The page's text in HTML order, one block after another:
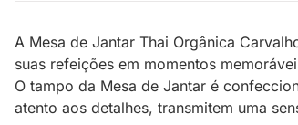
A Mesa de Jantar Thai Orgânica
suas refeições em momentos
O tampo da Mesa de Jantar é
atento aos detalhes, transmitem uma